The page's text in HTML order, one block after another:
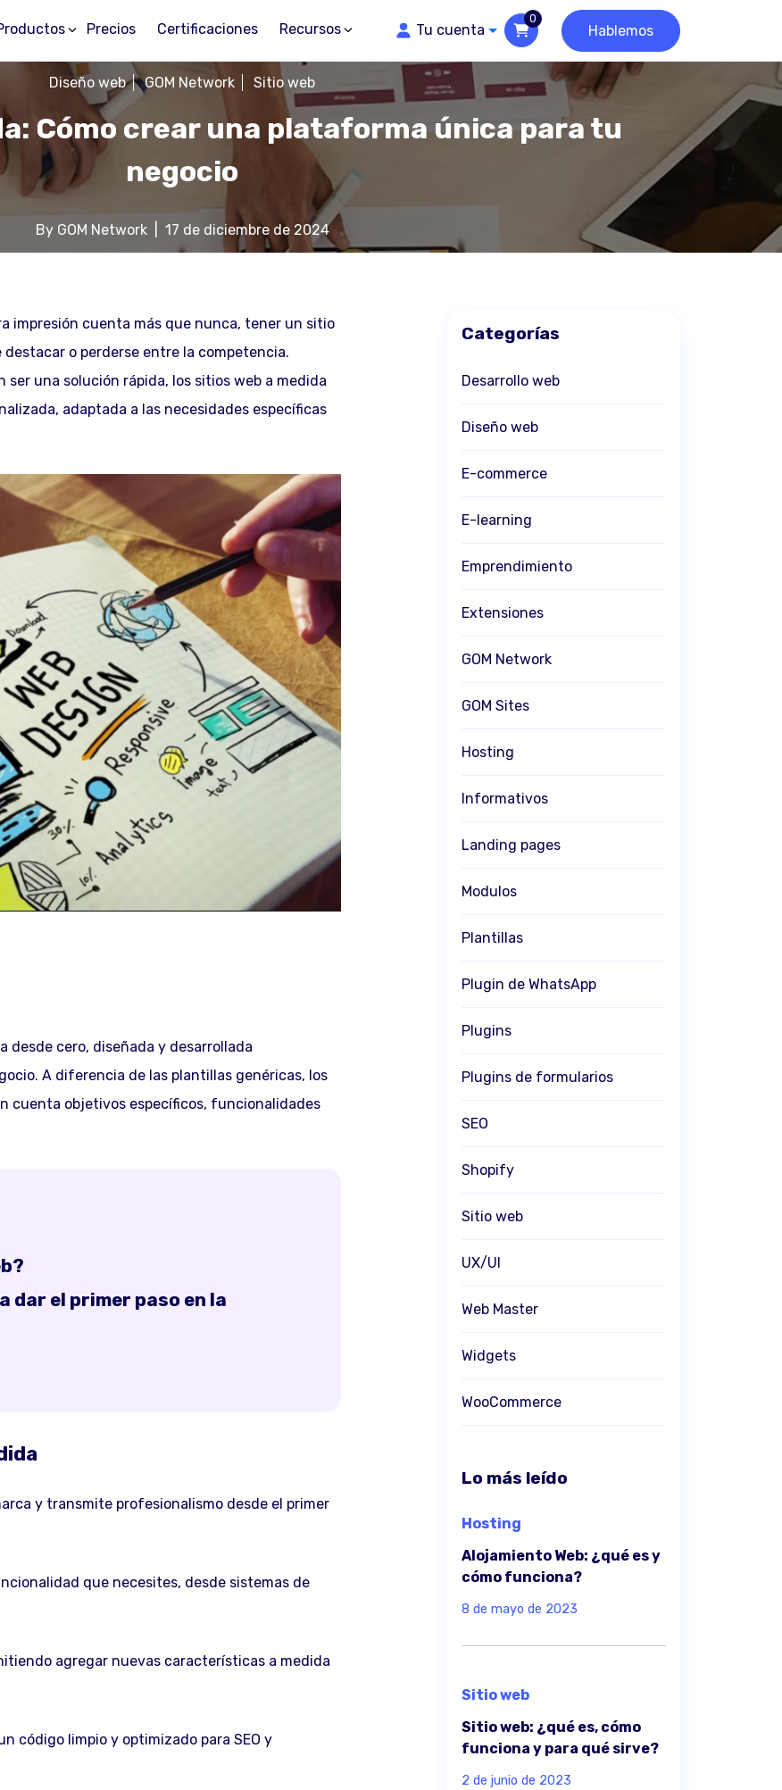
Precios Certificaciones Recursos Tu cuenta
0
Hablemos
Cómo crear una plataforma única para tu
negocio
Diseño web GOM Network Sitio web
By GOM Network 17 de diciembre de 2024
impresión cuenta más que nunca, tener un sitio
o perderse entre la competencia.
una solución rápida, los sitios web a medida
adaptada a las necesidades específicas
desde cero, diseñada y desarrollada
A diferencia de las plantillas genéricas, los
cuenta objetivos específicos, funcionalidades
dar el primer paso en la
y transmite profesionalismo desde el primer
que necesites, desde sistemas de
agregar nuevas características a medida
código limpio y optimizado para SEO y
Categorías
Desarrollo web
Diseño web
E-commerce
E-learning
Emprendimiento
Extensiones
GOM Network
GOM Sites
Hosting
Informativos
Landing pages
Modulos
Plantillas
Plugin de WhatsApp
Plugins
Plugins de formularios
SEO
Shopify
Sitio web
UX/UI
Web Master
Widgets
WooCommerce
Lo más leído
Hosting
Alojamiento Web: ¿qué es y
cómo funciona?
8 de mayo de 2023
Sitio web
Sitio web: ¿qué es, cómo
funciona y para qué sirve?
2 de junio de 2023